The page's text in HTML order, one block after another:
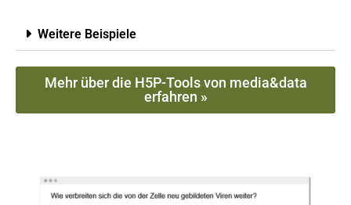
Weitere Beispiele
Mehr über die H5P-Tools von media&data
erfahren »